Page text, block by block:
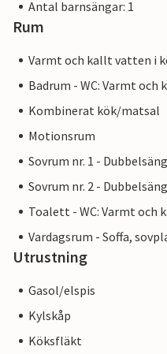
Antal barnsängar: 1
Rum
Varmt och kallt vatten i
Badrum - WC: Varmt och
Kombinerat kök/matsal
Motionsrum
Sovrum nr. 1 -
Sovrum nr. 2 -
Toalett - WC: Varmt och
Vardagsrum - Soffa,
Utrustning
Gasol/elspis
Kylskåp
Köksfläkt